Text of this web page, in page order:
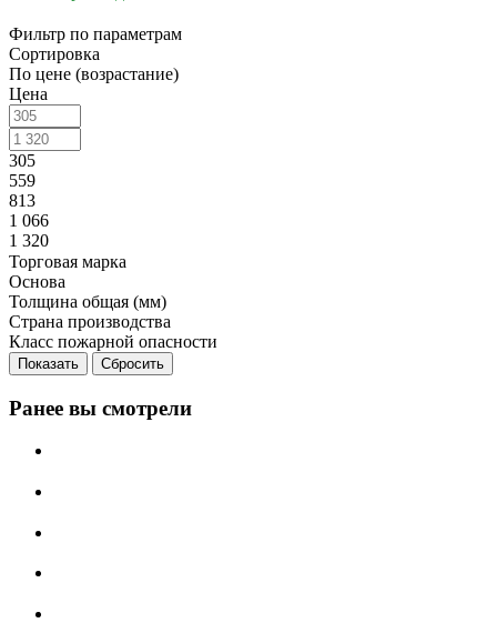
Фильтр по параметрам
Сортировка
По цене (возрастание)
Цена
305
559
813
1 066
1 320
Торговая марка
Основа
Толщина общая (мм)
Страна производства
Класс пожарной опасности
Сбросить
Ранее вы смотрели